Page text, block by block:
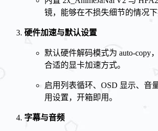
镜，能够在不损失细节的情况下
硬件加速与默认设置
默认硬件解码模式为 auto‑copy
合适的显卡加速方式。
启用列表循环、OSD 显示、音
用设置，开箱即用。
字幕与音频